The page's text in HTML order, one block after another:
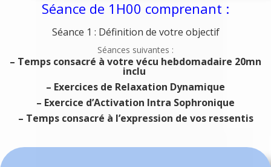
Séance de 1H00 comprenant :
Séance 1 : Définition de votre objectif
Séances suivantes :
– Temps consacré à votre vécu hebdomadaire 20mn
inclu
– Exercices de Relaxation Dynamique
– Exercice d’Activation Intra Sophronique
– Temps consacré à l’expression de vos ressentis